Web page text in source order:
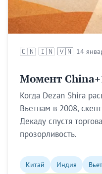
🇨🇳 🇮🇳 🇻🇳 14
Момент
Когда Dezan Shira
Вьетнам в 2008,
Декаду спустя
прозорливость.
Китай Индия